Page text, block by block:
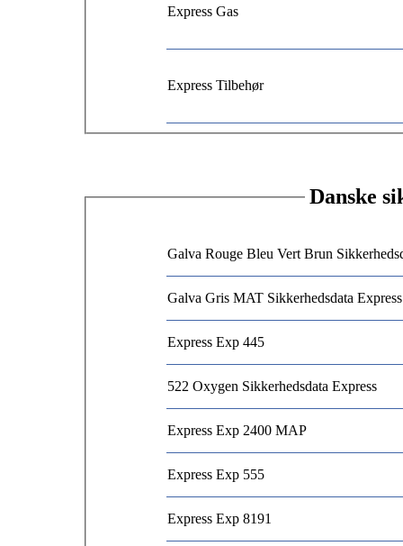
Express Gas
Express Tilbehør
Danske
Galva Rouge Bleu Vert Brun
Galva Gris MAT Sikkerhedsdata Express
Express Exp 445
522 Oxygen Sikkerhedsdata Express
Express Exp 2400 MAP
Express Exp 555
Express Exp 8191